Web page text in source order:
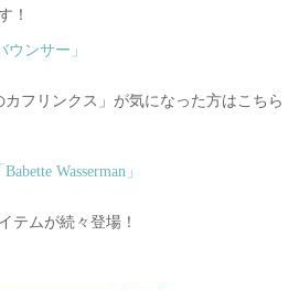
！
ンサー」
フリンクス」が気になった方はこちら
Wasserman」
テムが続々登場！